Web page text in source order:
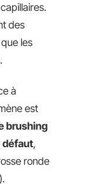
des
les
à
est
brushing
défaut,
ronde